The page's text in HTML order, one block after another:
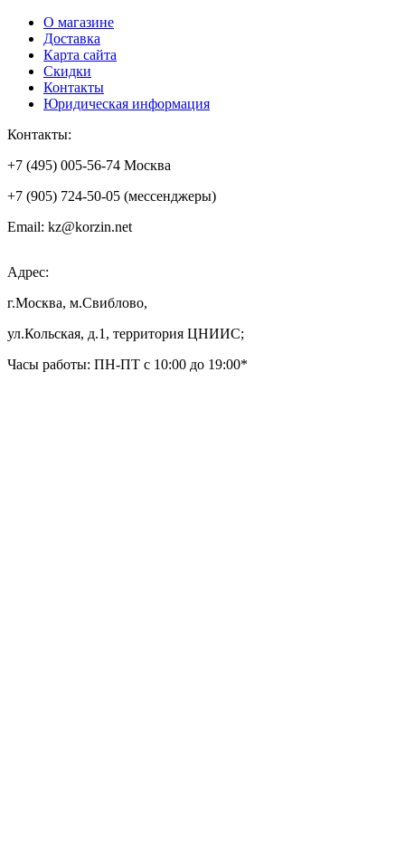
О магазине
Доставка
Карта сайта
Скидки
Контакты
Юридическая информация
Контакты:
+7 (495) 005-56-74 Москва
+7 (905) 724-50-05 (мессенджеры)
Email: kz@korzin.net
Адрес:
г.Москва, м.Свиблово,
ул.Кольская, д.1, территория ЦНИИС;
Часы работы: ПН-ПТ с 10:00 до 19:00*